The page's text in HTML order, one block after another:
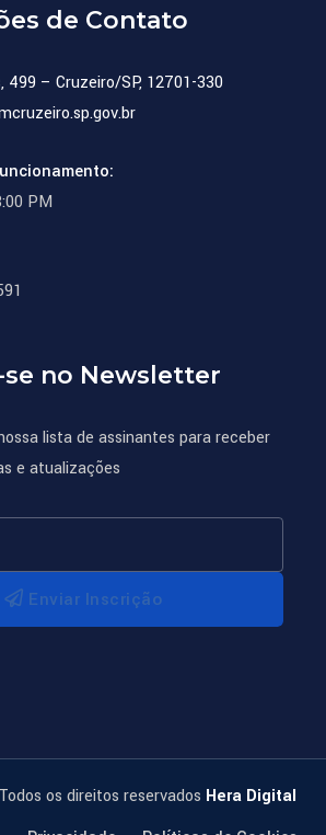
de Contato
499 – Cruzeiro/SP, 12701-330
PM
no Newsletter
lista de assinantes para receber
e atualizações
Enviar Inscrição
os direitos reservados Hera Digital